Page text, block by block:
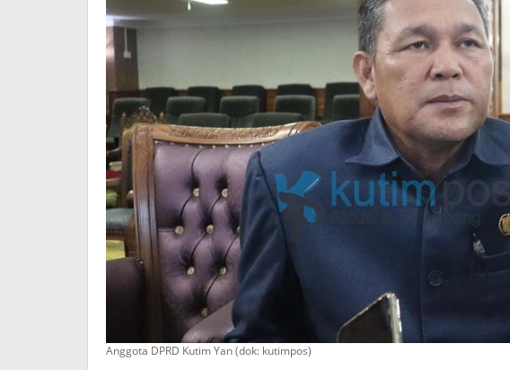
Anggota DPRD Kutim Yan (dok: kutimpos)